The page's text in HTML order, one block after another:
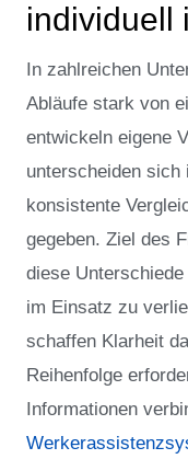
individuell
In zahlreichen
Abläufe stark von
entwickeln eigene
unterscheiden sich
konsistente
gegeben. Ziel des
diese
im Einsatz zu
schaffen Klarheit
Reihenfolge
Informationen